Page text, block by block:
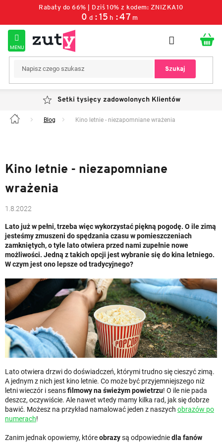
Rabaty do 66% | Dziś 10% z kodem: ZNIZKA10
0 d 15 h 47 m
Szukaj
Setki tysięcy zadowolonych Klientów
Home Blog Kino letnie - niezapomniane wrażenia
Kino letnie - niezapomniane
wrażenia
1.8.2022
Lato już w pełni, trzeba więc wykorzystać piękną pogodę. O ile zimą
jesteśmy zmuszeni do spędzania czasu w pomieszczeniach
zamkniętych, o tyle lato otwiera przed nami zupełnie nowe
możliwości. Jedną z takich opcji jest wybranie się do kina letniego.
W czym jest ono lepsze od tradycyjnego?
Lato otwiera drzwi do doświadczeń, którymi trudno się cieszyć zimą.
A jednym z nich jest kino letnie. Co może być przyjemniejszego niż
letni wieczór i seansfilmowy na świeżym powietrzu! O ile nie pada
deszcz, oczywiście. Ale nawet wtedy mamy kilka rad, jak się dobrze
bawić. Możesz na przykład namalować jeden z naszych obrazów po
numerach!
Zanim jednak opowiemy, któreobrazysą odpowiedniedla fanów